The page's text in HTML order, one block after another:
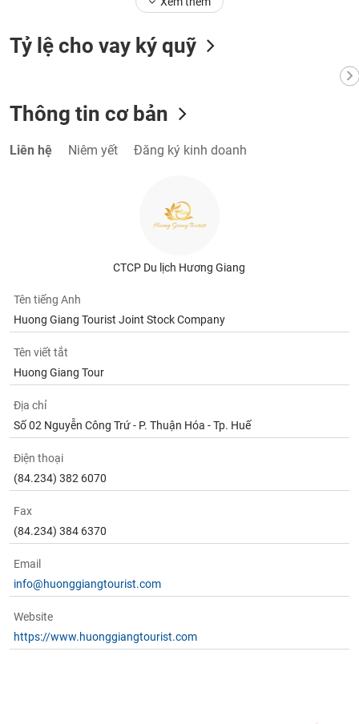
Tỷ lệ cho vay ký quỹ
Thông tin cơ bản
Liên hệ Niêm yết Đăng ký kinh doanh
CTCP Du lịch Hương Giang
Tên tiếng Anh
Huong Giang Tourist Joint Stock Company
Tên viết tắt
Huong Giang Tour
Địa chỉ
Số 02 Nguyễn Công Trứ - P. Thuận Hóa - Tp. Huế
Điện thoại
(84.234) 382 6070
Fax
(84.234) 384 6370
Email
info@huonggiangtourist.com
Website
https://www.huonggiangtourist.com